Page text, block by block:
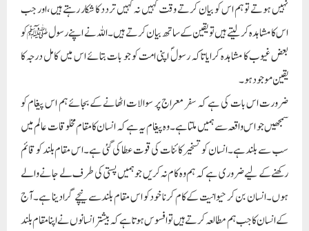
نہیں ہوتے تو ہم اس کو بیان کرتے وقت کہیں نہ کہیں تردد کا شکار رہتے ہیں،اور جب
اس کا مشاہدہ کرلیتے ہیں تو یقین کے ساتھ بیان کرتے ہیں۔اللہ نے اپنے رسول ﷺ کو
بعض غیوب کا مشاہدہ کرایا تاکہ رسولؐ اپنی امت کو جو بات بتائے اس میں کامل درجہ کا
یقین موجود ہو۔
ضرورت اس بات کی ہے کہ سفر معراج پر سوالات اٹھانے کے بجائے ہم اس پیغام کو
سمجھیں جو اس واقعہ سے ہمیں ملتا ہے۔وہ پیغام یہ ہے کہ انسان کا مقام مخلوقات عالم میں
سب سے بلند ہے۔انسان کو تسخیر کائنات کی قوت عطا کی گئی ہے۔اس مقام بلند کو قائم
رکھنے کے لیے ضروری ہے کہ ہم وہ کام نہ کریں جو ہمیں پستی کی طرف لے جانے والے
ہوں۔انسان بن کر حیوانیت کے کام کرنا خود کو اس مقام بلند سے نیچے گرا دینا ہے۔آج
کے انسان کا جب ہم مطالعہ کرتے ہیں تو افسوس ہوتا ہے کہ بیشتر انسانوں نے اپنا مقام بلند